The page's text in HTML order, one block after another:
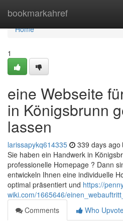
bookmarkahref
Home
Home
1
eine Webseite
in Königsbrunn
lassen
larissapykq614335 339 days ago
Sie haben ein Handwerk in
professionelle Homepage ? Dann
entwickeln Ihnen eine individuelle
optimal präsentiert und https://
wiki.com/1665646/
Comments
Who